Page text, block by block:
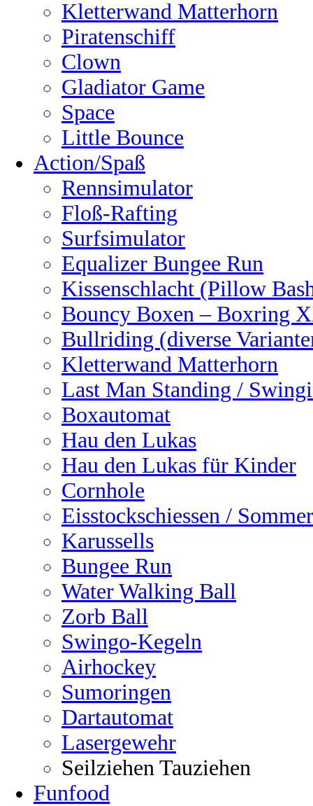
Kletterwand Matterhorn
Piratenschiff
Clown
Gladiator Game
Space
Little Bounce
Action/Spaß
Rennsimulator
Floß-Rafting
Surfsimulator
Equalizer Bungee Run
Kissenschlacht (Pillow
Bouncy Boxen – Boxring
Bullriding (diverse
Kletterwand Matterhorn
Last Man Standing /
Boxautomat
Hau den Lukas
Hau den Lukas für Kinder
Cornhole
Eisstockschiessen /
Karussells
Bungee Run
Water Walking Ball
Zorb Ball
Swingo-Kegeln
Airhockey
Sumoringen
Dartautomat
Lasergewehr
Seilziehen Tauziehen
Funfood